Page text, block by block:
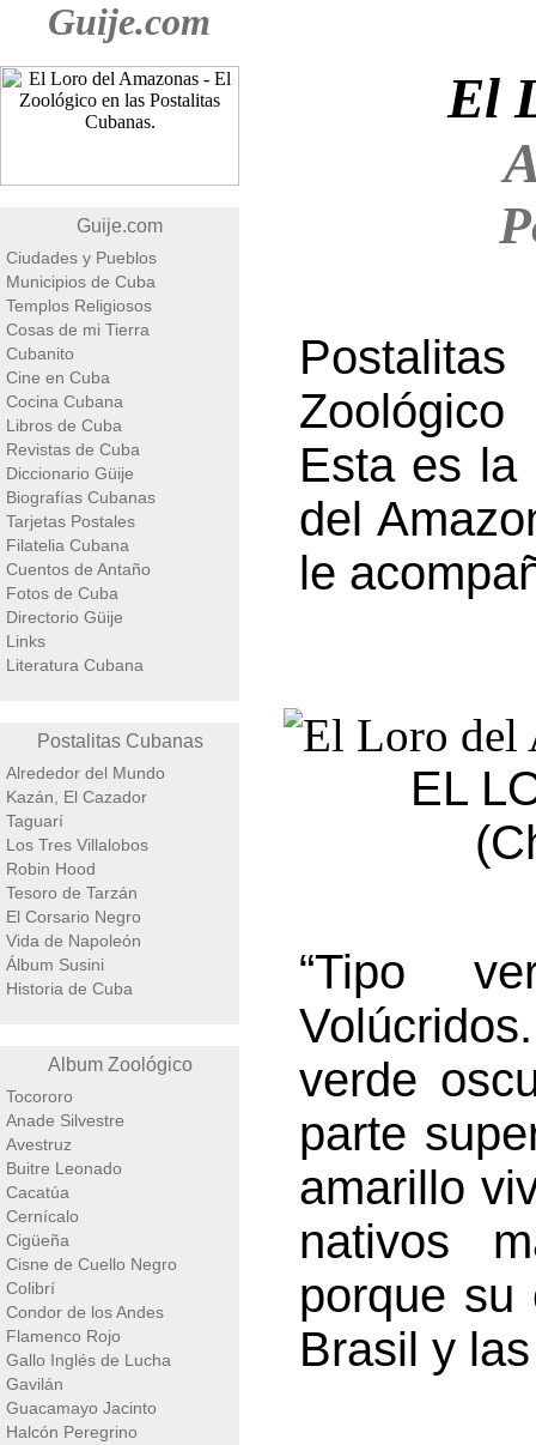
Guije.com
Guije.com
Ciudades y Pueblos
Municipios de Cuba
Templos Religiosos
Cosas de mi Tierra
Cubanito
Cine en Cuba
Cocina Cubana
Libros de Cuba
Revistas de Cuba
Diccionario Güije
Biografías Cubanas
Tarjetas Postales
Filatelia Cubana
Cuentos de Antaño
Fotos de Cuba
Directorio Güije
Links
Literatura Cubana
Postalitas Cubanas
Alrededor del Mundo
Kazán, El Cazador
Taguarí
Los Tres Villalobos
Robin Hood
Tesoro de Tarzán
El Corsario Negro
Vida de Napoleón
Álbum Susini
Historia de Cuba
Album Zoológico
Tocororo
Anade Silvestre
Avestruz
Buitre Leonado
Cacatúa
Cernícalo
Cigüeña
Cisne de Cuello Negro
Colibrí
Condor de los Andes
Flamenco Rojo
Gallo Inglés de Lucha
Gavilán
Guacamayo Jacinto
Halcón Peregrino
El
Esta es la
del
le
EL
“Tipo
verde
parte
amarillo
nativos
porque su
Brasil y